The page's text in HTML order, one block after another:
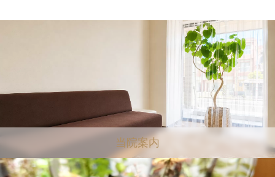
当院案内